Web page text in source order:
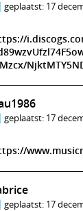
geplaatst: 17
geplaatst: 17
geplaatst: 17